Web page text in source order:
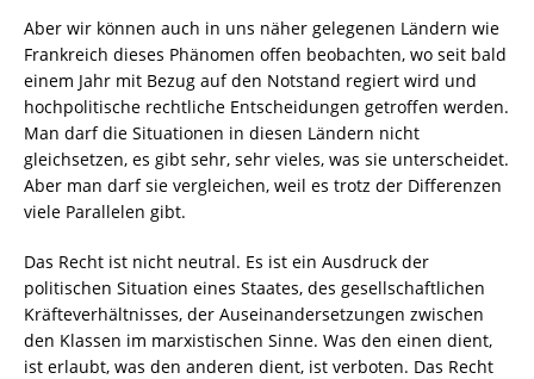
Aber wir können auch in uns näher gelegenen Ländern wie
Frankreich dieses Phänomen offen beobachten, wo seit bald
einem Jahr mit Bezug auf den Notstand regiert wird und
hochpolitische rechtliche Entscheidungen getroffen werden.
Man darf die Situationen in diesen Ländern nicht
gleichsetzen, es gibt sehr, sehr vieles, was sie unterscheidet.
Aber man darf sie vergleichen, weil es trotz der Differenzen
viele Parallelen gibt.
Das Recht ist nicht neutral. Es ist ein Ausdruck der
politischen Situation eines Staates, des gesellschaftlichen
Kräfteverhältnisses, der Auseinandersetzungen zwischen
den Klassen im marxistischen Sinne. Was den einen dient,
ist erlaubt, was den anderen dient, ist verboten. Das Recht